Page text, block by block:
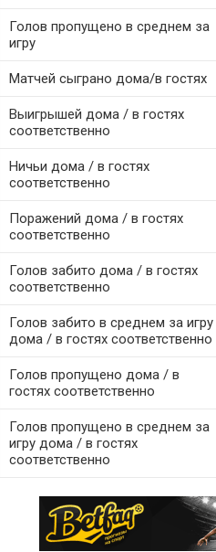
Голов пропущено в среднем за
игру
Матчей сыграно дома/в гостях
Выигрышей дома / в гостях
соответственно
Ничьи дома / в гостях
соответственно
Поражений дома / в гостях
соответственно
Голов забито дома / в гостях
соответственно
Голов забито в среднем за игру
дома / в гостях соответственно
Голов пропущено дома / в
гостях соответственно
Голов пропущено в среднем за
игру дома / в гостях
соответственно